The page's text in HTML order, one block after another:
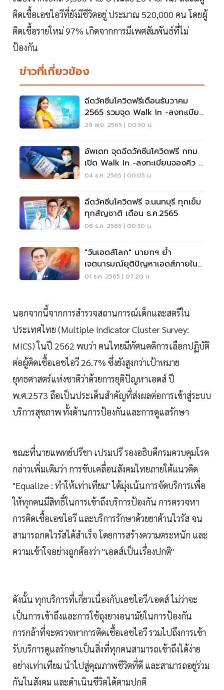
ติดเชื้อเอชไอวีที่ยังมีชีวิตอยู่ ประมาณ 520,000 คน โดยผู้
ติดเชื้อรายใหม่ 97% เกิดจากการมีเพศสัมพันธ์ที่ไม่
ป้องกัน
ข่าวที่เกี่ยวข้อง
ฉีดวัคซีนโควิดฟรีเดือนธันวาคม
2565 รวมจุด Walk In -ลงทะเบียน
จองคิว ที่นี่
29 พ.ย. 2565 | 00:30 น.
อัพเดท จุดฉีดวัคซีนโควิดฟรี กทม.
เปิด Walk In -ลงทะเบียนจองคิว ที่
นี่
04 ธ.ค. 2565 | 00:05 น.
ฉีดวัคซีนโควิดฟรี จ.นนทบุรี ทุกเข็ม
ทุกสัญชาติ เดือน ธ.ค.2565
08 ธ.ค. 2565 | 00:30 น.
"วันเอดส์โลก" นายกฯ ย้ำ
เจตนารมณ์ยุติปัญหาเอดส์ภายในปี
2573
01 ธ.ค. 2565 | 07:20 น.
นอกจากนี้จากการสำรวจสถานการณ์เด็กและสตรีใน
ประเทศไทย (Multiple Indicator Cluster Survey:
MICS) ในปี 2562 พบว่า คนไทยมีทัศนคติการเลือกปฏิบัติ
ต่อผู้ติดเชื้อเอชไอวี 26.7% ซึ่งยังสูงกว่าเป้าหมาย
ยุทธศาสตร์แห่งชาติว่าด้วยการยุติปัญหาเอดส์ ปี
พ.ศ.2573 ถือเป็นประเด็นสำคัญที่ส่งผลต่อการเข้าสู่ระบบ
บริการสุขภาพ ทั้งด้านการป้องกันและการดูแลรักษา
ขณะที่นายแพทย์ปรีชา เปรมปรี รองอธิบดีกรมควบคุมโรค
กล่าวเพิ่มเติมว่า การขับเคลื่อนสังคมไทยภายใต้แนวคิด
"Equalize : ทำให้เท่าเทียม" ได้มุ่งเน้นการจัดบริการเพื่อ
ให้ทุกคนมีสิทธิ์ในการเข้าถึงบริการป้องกัน การตรวจหา
การติดเชื้อเอชไอวี และบริการรักษาด้วยยาต้านไวรัส จน
สามารถกดไวรัสได้สำเร็จ โดยการสร้างความตระหนัก และ
ความเข้าใจอย่างถูกต้องว่า "เอดส์เป็นเรื่องปกติ"
ดังนั้น ทุกบริการที่เกี่ยวเนื่องกับเอชไอวี/เอดส์ ไม่ว่าจะ
เป็นการเข้าถึงและการใช้ถุงยางอนามัยในการป้องกัน
การกล้าที่จะตรวจหาการติดเชื้อเอชไอวี รวมไปถึงการเข้า
รับบริการดูแลรักษาเป็นสิ่งที่ทุกคนสามารถเข้าถึงได้ง่าย
อย่างเท่าเทียม นำไปสู่คุณภาพชีวิตที่ดี และสามารถอยู่ร่วม
กันในสังคม และดำเนินชีวิตได้ตามปกติ